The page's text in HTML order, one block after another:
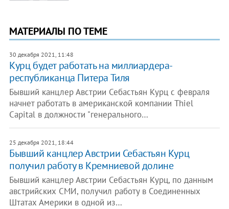
МАТЕРИАЛЫ ПО ТЕМЕ
30 декабря 2021, 11:48
Курц будет работать на миллиардера-
республиканца Питера Тиля
Бывший канцлер Австрии Себастьян Курц с февраля
начнет работать в американской компании Thiel
Capital в должности "генерального…
25 декабря 2021, 18:44
Бывший канцлер Австрии Себастьян Курц
получил работу в Кремниевой долине
Бывший канцлер Австрии Себастьян Курц, по данным
австрийских СМИ, получил работу в Соединенных
Штатах Америки в одной из…